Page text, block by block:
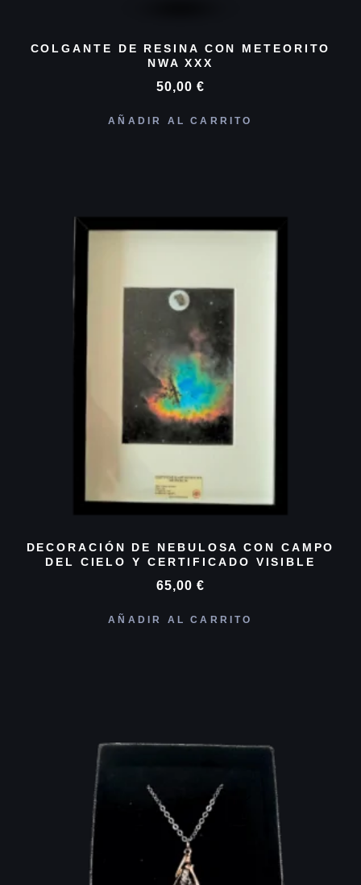
COLGANTE DE RESINA CON METEORITO
NWA XXX
50,00 €
AÑADIR AL CARRITO
DECORACIÓN DE NEBULOSA CON CAMPO
DEL CIELO Y CERTIFICADO VISIBLE
65,00 €
AÑADIR AL CARRITO